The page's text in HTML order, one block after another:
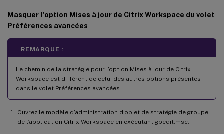
Masquer l’option Mises à jour de Citrix Workspace du volet
Préférences avancées
REMARQUE :
Le chemin de la stratégie pour l’option Mises à jour de Citrix
Workspace est différent de celui des autres options présentes
dans le volet Préférences avancées.
Ouvrez le modèle d’administration d’objet de stratégie de groupe
de l’application Citrix Workspace en exécutant gpedit.msc.